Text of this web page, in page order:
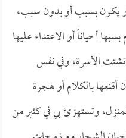
يكون بسبب أو بدون سبب،
أحياناً أو الاعتداء عليها
الأسرة، وفي نفس
بالكلام أو هجرة
وتستهزئ بي في كثير من